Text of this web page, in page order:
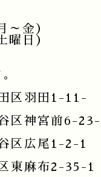
～金）
曜日）
区羽田1-11-
区神宮前6-23-
区広尾1-2-1
東麻布2-35-1